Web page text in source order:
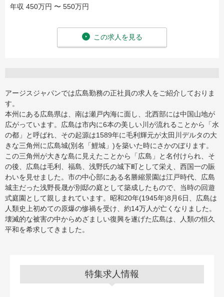
年収 450万円 〜 550万円
この求人を見る
アージスジャパンでは広島勤務の正社員の求人をご紹介しておりま
す。
本州にある広島県は、南は瀬戸内海に面し、北西部には中国山地が
広がっています。広島は市内に6本の美しい川が流れることから「水
の都」と呼ばれ、その起源は1589年に毛利輝元が太田川デルタの大
きな三角州に広島城(別名「鯉城」)を築いた時にさかのぼります。
この三角州が大きな島に見えたことから「広島」と名付けられ、そ
の後、広島は毛利、福島、浅野氏の城下町として栄え、西国一の賑
わいを見せました。市の中心部にある名勝縮景園は江戸時代、広島
城主だった浅野長晟が別邸の庭として築成したもので、当時の回遊
式庭園として親しまれています。昭和20年(1945年)8月6日、広島は
人類史上初めての原爆の惨禍を受け、約14万人が亡くなりました。
壊滅的な被害の中からめざましい復興を遂げた広島は、人類の恒久
平和を希求してきました。
特集求人情報